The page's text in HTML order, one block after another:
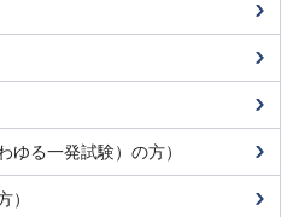
ゆる一発試験）の方）
）